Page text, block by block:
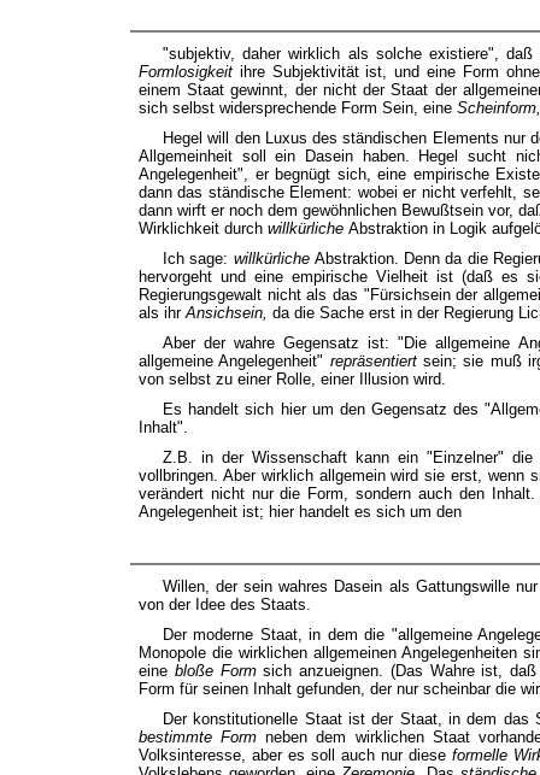
"subjektiv, daher wirklich als solche existiere",
Formlosigkeit ihre Subjektivität ist, und eine Form
einem Staat gewinnt, der nicht der Staat der
sich selbst widersprechende Form Sein, eine
Hegel will den Luxus des ständischen Elements nur
Allgemeinheit soll ein Dasein haben. Hegel sucht
Angelegenheit", er begnügt sich, eine empirische
dann das ständische Element: wobei er nicht verfehlt,
dann wirft er noch dem gewöhnlichen Bewußtsein vor,
Wirklichkeit durch willkürliche Abstraktion in Logik
Ich sage: willkürliche Abstraktion. Denn da die
hervorgeht und eine empirische Vielheit ist (daß es
Regierungsgewalt nicht als das "Fürsichsein der
als ihr Ansichsein, da die Sache erst in der Regierung
Aber der wahre Gegensatz ist: "Die allgemeine
allgemeine Angelegenheit" repräsentiert sein; sie muß
von selbst zu einer Rolle, einer Illusion wird.
Es handelt sich hier um den Gegensatz des
Inhalt".
Z.B. in der Wissenschaft kann ein "Einzelner"
vollbringen. Aber wirklich allgemein wird sie erst,
verändert nicht nur die Form, sondern auch den
Angelegenheit ist; hier handelt es sich um den
Willen, der sein wahres Dasein als Gattungswille
von der Idee des Staats.
Der moderne Staat, in dem die "allgemeine
Monopole die wirklichen allgemeinen Angelegenheiten
eine bloße Formsich anzueignen. (Das Wahre ist,
Form für seinen Inhalt gefunden, der nur scheinbar die
Der konstitutionelle Staat ist der Staat, in dem
bestimmte Formneben dem wirklichen Staat
Volksinteresse, aber es soll auch nur dieseformelle